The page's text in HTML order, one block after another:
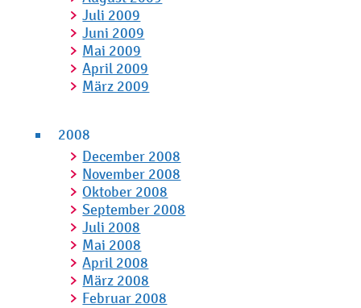
Juli 2009
Juni 2009
Mai 2009
April 2009
März 2009
2008
December 2008
November 2008
Oktober 2008
September 2008
Juli 2008
Mai 2008
April 2008
März 2008
Februar 2008